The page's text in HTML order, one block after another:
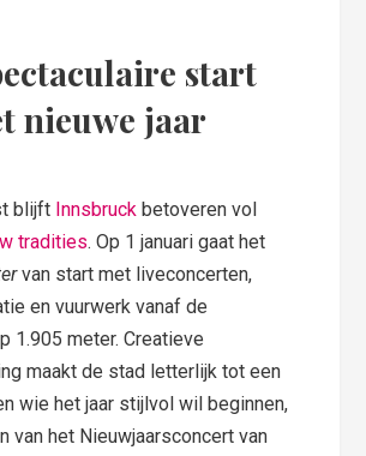
start
nieuwe jaar
blijft Innsbruck betoveren vol
tradities. Op 1 januari gaat het
van start met liveconcerten,
en vuurwerk vanaf de
1.905 meter. Creatieve
maakt de stad letterlijk tot een
wie het jaar stijlvol wil beginnen,
van het Nieuwjaarsconcert van